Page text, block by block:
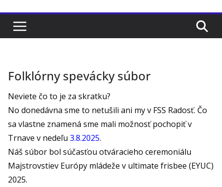
Folklórny spevácky súbor
Neviete čo to je za skratku?
No donedávna sme to netušili ani my v FSS Radosť. Čo
sa vlastne znamená sme mali možnosť pochopiť v
Trnave v nedeľu 3.8.2025.
Náš súbor bol súčasťou otváracieho ceremoniálu
Majstrovstiev Európy mládeže v ultimate frisbee (EYUC)
2025.